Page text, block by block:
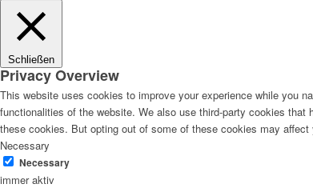
Schließen
Privacy Overview
This website uses cookies to improve your experience while you
functionalities of the website. We also use third-party cookies
these cookies. But opting out of some of these cookies may affect
Necessary
Necessary
immer aktiv